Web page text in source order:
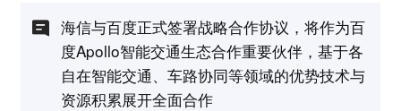
海信与百度正式签署战略合作协议，将作为百
度Apollo智能交通生态合作重要伙伴，基于各
自在智能交通、车路协同等领域的优势技术与
资源积累展开全面合作